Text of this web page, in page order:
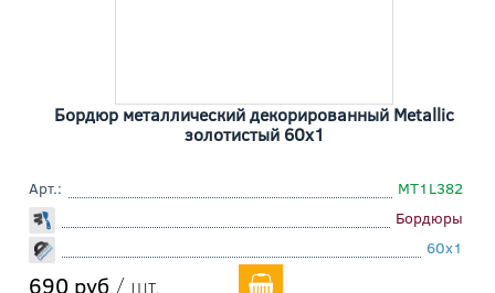
Бордюр металлический декорированный Metallic
золотистый 60x1
Арт.:
MT1L382
Бордюры
60x1
690 руб / шт.